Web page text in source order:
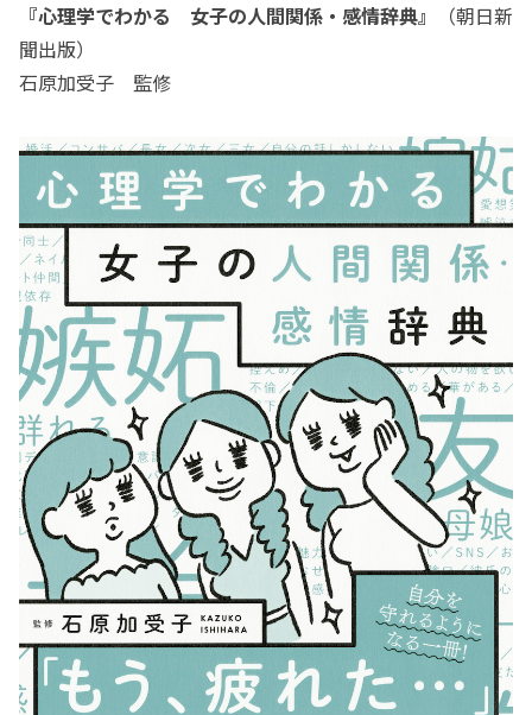
『心理学でわかる 女子の人間関係・感情辞典』
（朝日新
聞出版）
石原加受子 監修